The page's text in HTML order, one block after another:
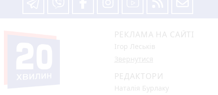
РЕКЛАМА НА САЙТІ
Ігор Леськів
Звернутися
РЕДАКТОРИ
Наталія Бурлаку